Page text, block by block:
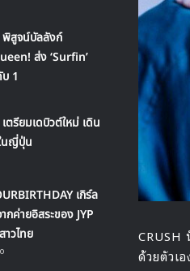
CRUSH
ด้วยตัวเอ
สูจน์บัลลังก์
ส่ง ‘Surfin’
1
ตรียมเดบิวต์ใหม่ เดิน
นญี่ปุ่น
เกิร์ล
กค่ายอิสระของ JYP
วไทย